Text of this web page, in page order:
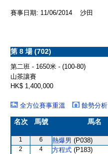
賽事日期: 11/06/2014 沙田
第 8 場 (702)
第二班 - 1650米 - (100-80)
山茶讓賽
HK$ 1,400,000
全方位賽事重溫
餘勢分析
名次 馬號 馬名
1 6 熱爆男 (P038)
2 4 方程式 (P183)